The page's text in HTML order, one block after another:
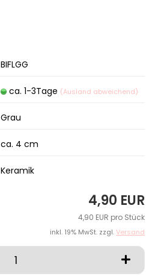
BIFLGG
ca. 1-3Tage (Ausland abweichend)
Grau
ca. 4 cm
Keramik
4,90 EUR
4,90 EUR pro Stück
inkl. 19% MwSt. zzgl.Versand